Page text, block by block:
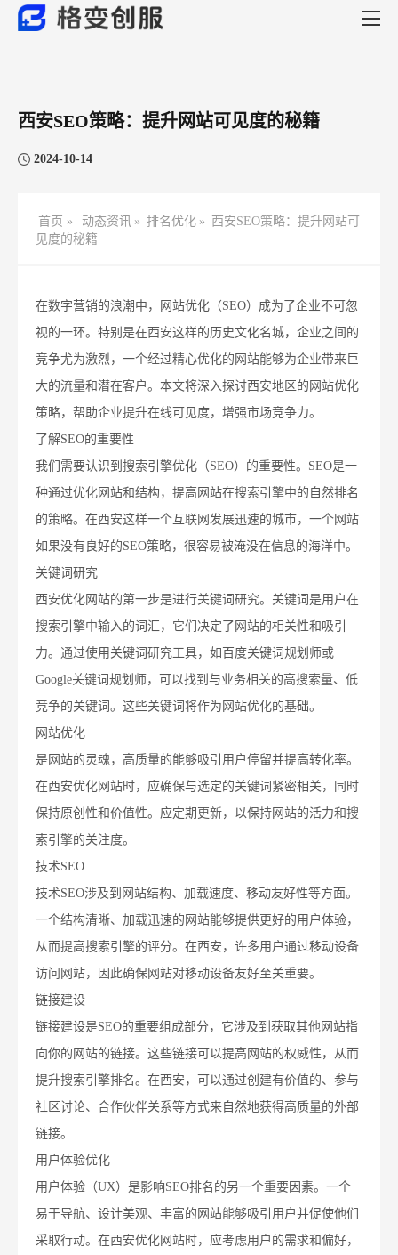
西安SEO策略：提升网站可见度的秘籍
2024-10-14
首页 » 动态资讯 » 排名优化 » 西安SEO策略：提升网站可
见度的秘籍
在数字营销的浪潮中，网站优化（SEO）成为了企业不可忽
视的一环。特别是在西安这样的历史文化名城，企业之间的
竞争尤为激烈，一个经过精心优化的网站能够为企业带来巨
大的流量和潜在客户。本文将深入探讨西安地区的网站优化
策略，帮助企业提升在线可见度，增强市场竞争力。
了解SEO的重要性
我们需要认识到搜索引擎优化（SEO）的重要性。SEO是一
种通过优化网站和结构，提高网站在搜索引擎中的自然排名
的策略。在西安这样一个互联网发展迅速的城市，一个网站
如果没有良好的SEO策略，很容易被淹没在信息的海洋中。
关键词研究
西安优化网站的第一步是进行关键词研究。关键词是用户在
搜索引擎中输入的词汇，它们决定了网站的相关性和吸引
力。通过使用关键词研究工具，如百度关键词规划师或
Google关键词规划师，可以找到与业务相关的高搜索量、低
竞争的关键词。这些关键词将作为网站优化的基础。
网站优化
是网站的灵魂，高质量的能够吸引用户停留并提高转化率。
在西安优化网站时，应确保与选定的关键词紧密相关，同时
保持原创性和价值性。应定期更新，以保持网站的活力和搜
索引擎的关注度。
技术SEO
技术SEO涉及到网站结构、加载速度、移动友好性等方面。
一个结构清晰、加载迅速的网站能够提供更好的用户体验，
从而提高搜索引擎的评分。在西安，许多用户通过移动设备
访问网站，因此确保网站对移动设备友好至关重要。
链接建设
链接建设是SEO的重要组成部分，它涉及到获取其他网站指
向你的网站的链接。这些链接可以提高网站的权威性，从而
提升搜索引擎排名。在西安，可以通过创建有价值的、参与
社区讨论、合作伙伴关系等方式来自然地获得高质量的外部
链接。
用户体验优化
用户体验（UX）是影响SEO排名的另一个重要因素。一个
易于导航、设计美观、丰富的网站能够吸引用户并促使他们
采取行动。在西安优化网站时，应考虑用户的需求和偏好，